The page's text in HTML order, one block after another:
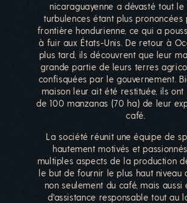
nicaraguayenne a dévasté tout le
turbulences étant plus prononcées
frontière hondurienne, ce qui a
à fuir aux États-Unis. De retour à
plus tard, ils découvrent que leur
grande partie de leurs terres
confisquées par le gouvernement.
maison leur ait été restituée, ils ont
de 100 manzanas (70 ha) de leur
café.
La société réunit une équipe de
hautement motivés et
multiples aspects de la production
le but de fournir le plus haut niveau
non seulement du café, mais aussi
d'assistance responsable tout au